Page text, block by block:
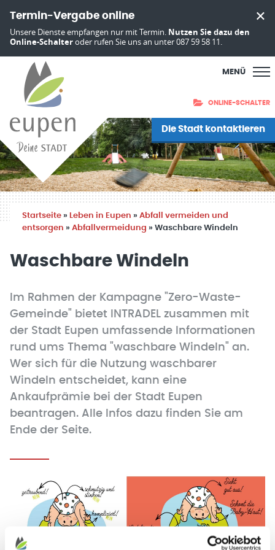
Termin-Vergabe online
Unsere Dienste empfangen nur mit Termin. Nutzen Sie dazu den
Online-Schalteroder rufen Sie uns an unter 087 59 58 11.
MENÜ
ONLINE-SCHALTER
Die Stadt kontaktieren
Startseite » Leben in Eupen » Abfall vermeiden und
entsorgen » Abfallvermeidung » Waschbare Windeln
Waschbare Windeln
Im Rahmen der Kampagne "Zero-Waste-
Gemeinde" bietet INTRADEL zusammen mit
der Stadt Eupen umfassende Informationen
rund ums Thema "waschbare Windeln" an.
Wer sich für die Nutzung waschbarer
Windeln entscheidet, kann eine
Ankaufprämie bei der Stadt Eupen
beantragen. Alle Infos dazu finden Sie am
Ende der Seite.